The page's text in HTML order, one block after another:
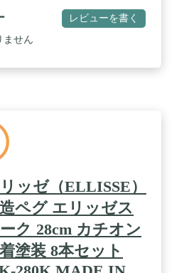
す。 / 【縦型3段構造】内部は
。ペグが絡まず取り出しやす
ぎます。 / 【ハンマー固定
レビューを書く
ません
ッゼ（ELLISSE）
ペグ エリッゼス
ク 28cm カチオン
塗装 8本セット